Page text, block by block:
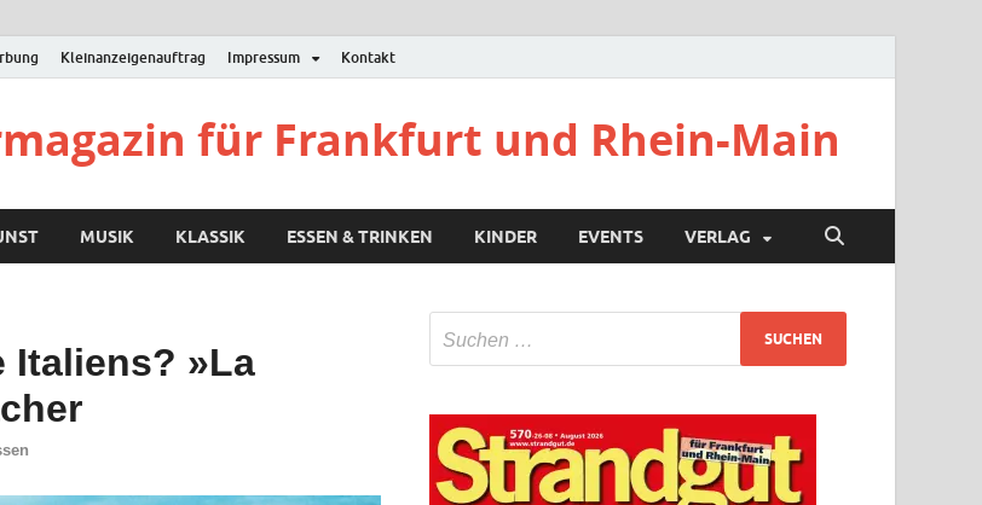
Kleinanzeigenauftrag Impressum Kontakt
für Frankfurt und Rhein-Main
MUSIK KLASSIK ESSEN & TRINKEN KINDER EVENTS VERLAG
Italiens? »La